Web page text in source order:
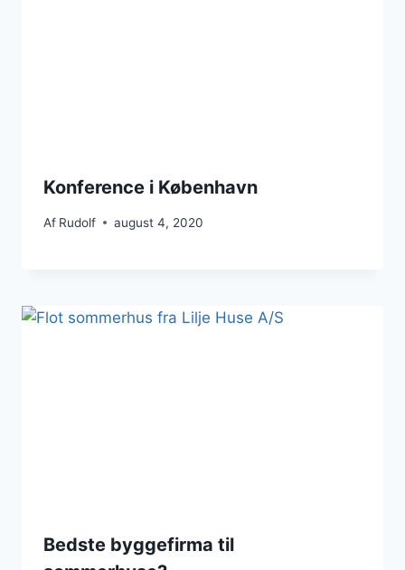
Konference i København
Af Rudolf august 4, 2020
Bedste byggefirma til